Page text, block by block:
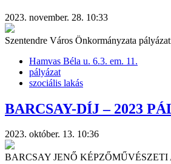
2023. november. 28. 10:33
Szentendre Város Önkormányzata
Hamvas Béla u. 6.3. em. 11.
pályázat
szociális lakás
BARCSAY-DÍJ – 2023
2023. október. 13. 10:36
BARCSAY JENŐ KÉPZŐMŰVÉSZETI